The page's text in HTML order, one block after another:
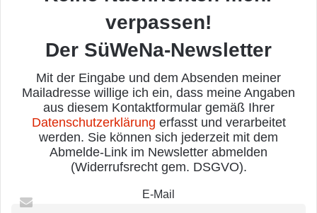
verpassen!
Der SüWeNa-Newsletter
Mit der Eingabe und dem Absenden meiner
Mailadresse willige ich ein, dass meine Angaben
aus diesem Kontaktformular gemäß Ihrer
Datenschutzerklärung erfasst und verarbeitet
werden. Sie können sich jederzeit mit dem
Abmelde-Link im Newsletter abmelden
(Widerrufsrecht gem. DSGVO).
E-Mail